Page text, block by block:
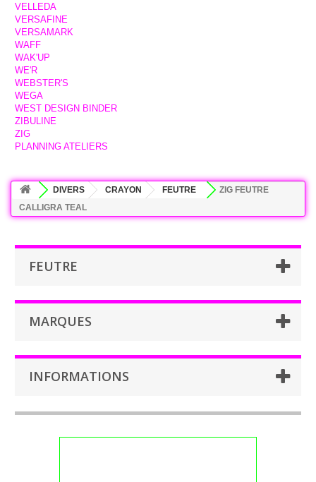
VELLEDA
VERSAFINE
VERSAMARK
WAFF
WAK'UP
WE'R
WEBSTER'S
WEGA
WEST DESIGN BINDER
ZIBULINE
ZIG
PLANNING ATELIERS
DIVERS CRAYON FEUTRE
ZIG FEUTRE
CALLIGRA TEAL
FEUTRE
MARQUES
INFORMATIONS